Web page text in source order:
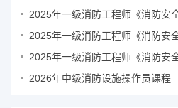
2026年中级消防设施操作员课程